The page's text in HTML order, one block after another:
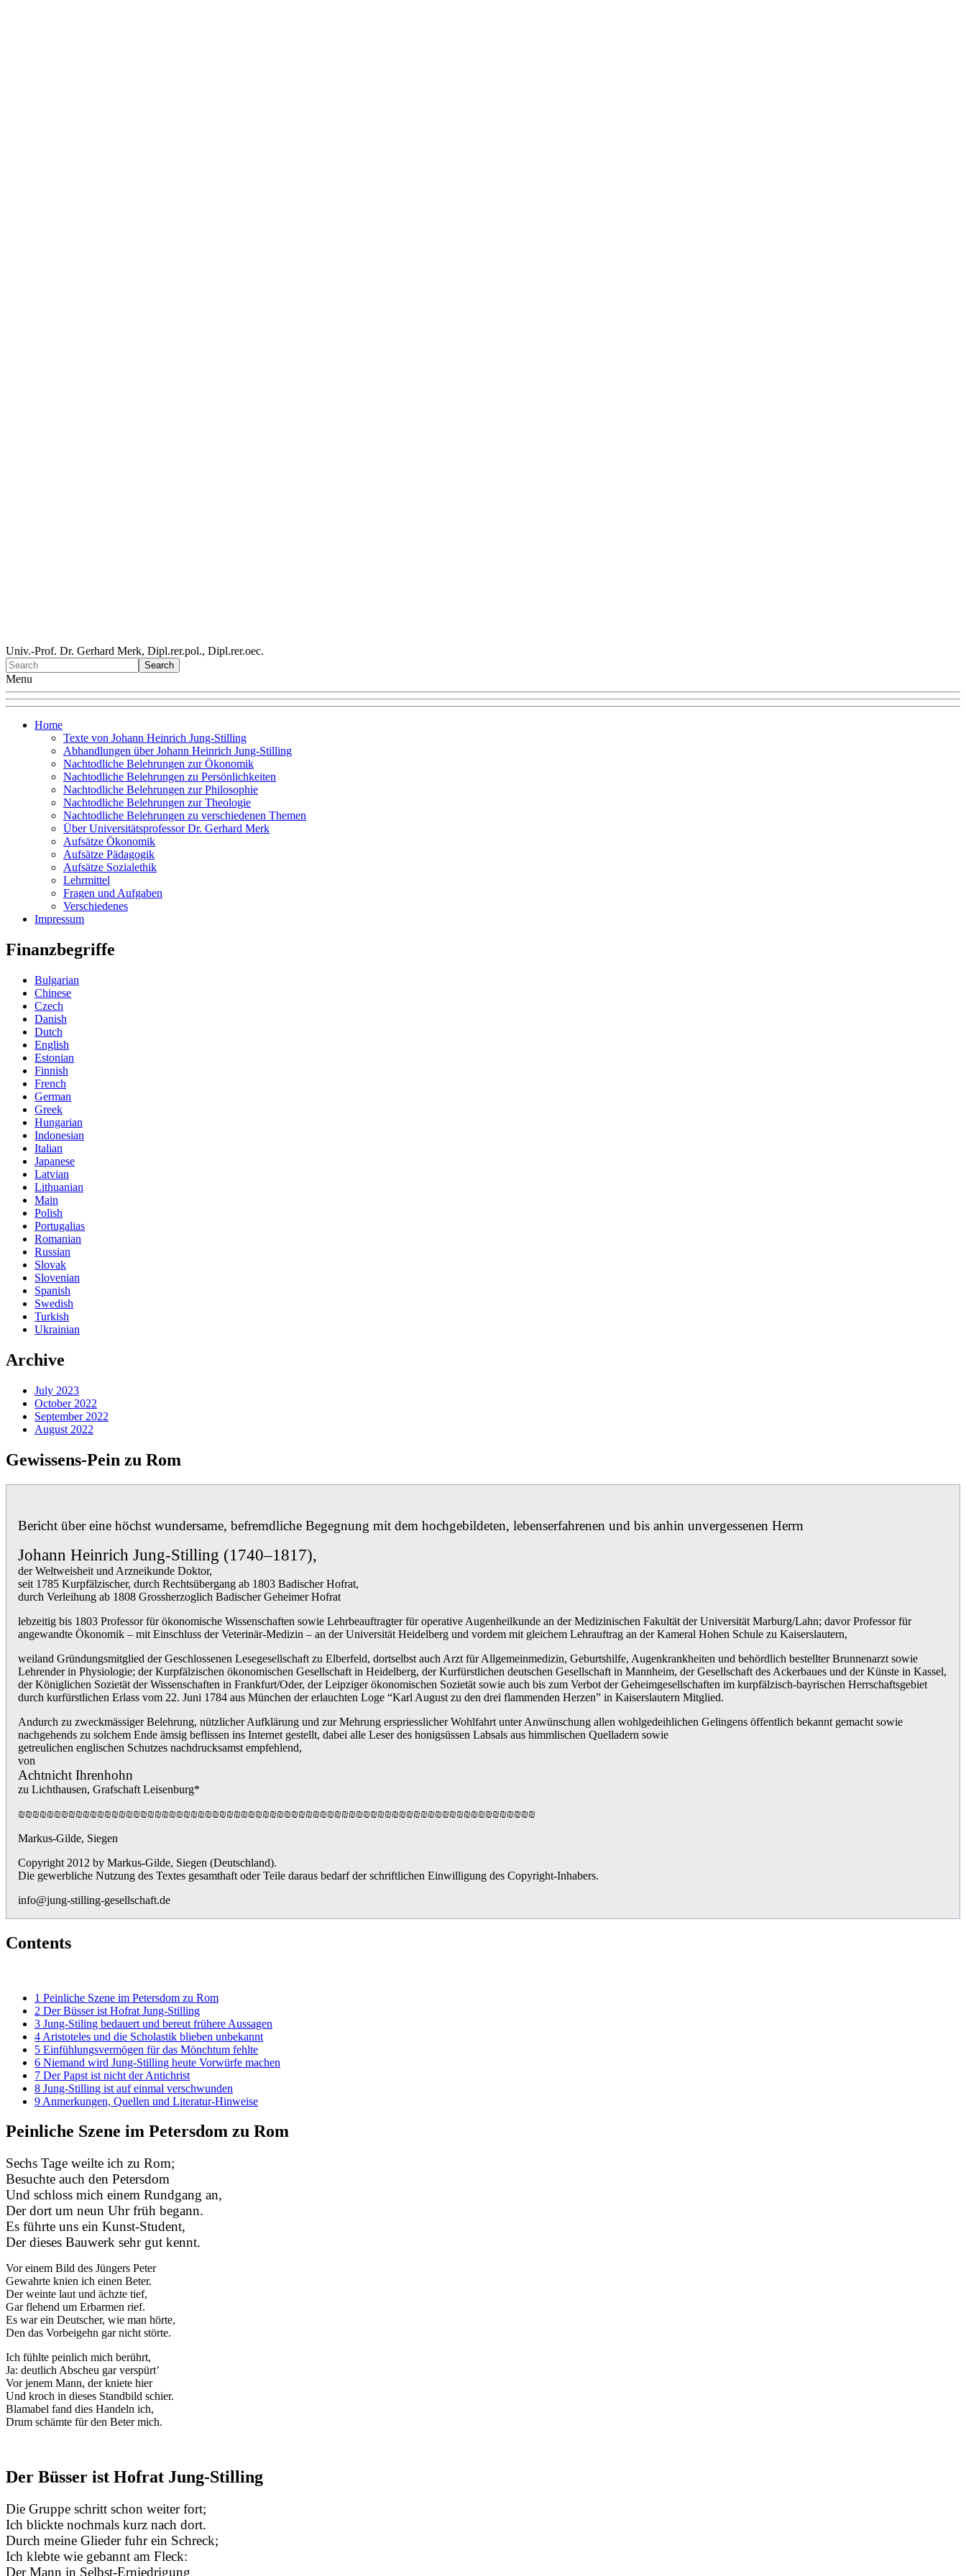
Univ.-Prof. Dr. Gerhard Merk, Dipl.rer.pol., Dipl.rer.oec.
Menu
Home
Texte von Johann Heinrich Jung-Stilling
Abhandlungen über Johann Heinrich Jung-Stilling
Nachtodliche Belehrungen zur Ökonomik
Nachtodliche Belehrungen zu Persönlichkeiten
Nachtodliche Belehrungen zur Philosophie
Nachtodliche Belehrungen zur Theologie
Nachtodliche Belehrungen zu verschiedenen Themen
Über Universitätsprofessor Dr. Gerhard Merk
Aufsätze Ökonomik
Aufsätze Pädagogik
Aufsätze Sozialethik
Lehrmittel
Fragen und Aufgaben
Verschiedenes
Impressum
Finanzbegriffe
Bulgarian
Chinese
Czech
Danish
Dutch
English
Estonian
Finnish
French
German
Greek
Hungarian
Indonesian
Italian
Japanese
Latvian
Lithuanian
Main
Polish
Portugalias
Romanian
Russian
Slovak
Slovenian
Spanish
Swedish
Turkish
Ukrainian
Archive
July 2023
October 2022
September 2022
August 2022
Gewissens-Pein zu Rom
Bericht über eine höchst wundersame, befremdliche Begegnung mit dem hochgebildeten, lebenserfahrenen und bis anhin unvergessenen Herrn
Johann Heinrich Jung-Stilling (1740–1817),
der Weltweisheit und Arzneikunde Doktor,
seit 1785 Kurpfälzischer, durch Rechtsübergang ab 1803 Badischer Hofrat,
durch Verleihung ab 1808 Grossherzoglich Badischer Geheimer Hofrat
lebzeitig bis 1803 Professor für ökonomische Wissenschaften sowie Lehrbeauftragter für operative Augenheilkunde an der Medizinischen Fakultät der Universität Marburg/Lahn; davor Professor für
angewandte Ökonomik – mit Einschluss der Veterinär-Medizin – an der Universität Heidelberg und vordem mit gleichem Lehrauftrag an der Kameral Hohen Schule zu Kaiserslautern,
weiland Gründungsmitglied der Geschlossenen Lesegesellschaft zu Elberfeld, dortselbst auch Arzt für Allgemeinmedizin, Geburtshilfe, Augenkrankheiten und behördlich bestellter Brunnenarzt sowie
Lehrender in Physiologie; der Kurpfälzischen ökonomischen Gesellschaft in Heidelberg, der Kurfürstlichen deutschen Gesellschaft in Mannheim, der Gesellschaft des Ackerbaues und der Künste in Kassel,
der Königlichen Sozietät der Wissenschaften in Frankfurt/Oder, der Leipziger ökonomischen Sozietät sowie auch bis zum Verbot der Geheimgesellschaften im kurpfälzisch-bayrischen Herrschaftsgebiet
durch kurfürstlichen Erlass vom 22. Juni 1784 aus München der erlauchten Loge “Karl August zu den drei flammenden Herzen” in Kaiserslautern Mitglied.
Andurch zu zweckmässiger Belehrung, nützlicher Aufklärung und zur Mehrung erspriesslicher Wohlfahrt unter Anwünschung allen wohlgedeihlichen Gelingens öffentlich bekannt gemacht sowie
nachgehends zu solchem Ende ämsig beflissen ins Internet gestellt, dabei alle Leser des honigsüssen Labsals aus himmlischen Quelladern sowie
getreulichen englischen Schutzes nachdrucksamst empfehlend,
von
Achtnicht Ihrenhohn
zu Lichthausen, Grafschaft Leisenburg*
₪₪₪₪₪₪₪₪₪₪₪₪₪₪₪₪₪₪₪₪₪₪₪₪₪₪₪₪₪₪₪₪₪₪₪₪₪₪₪₪₪₪₪₪₪₪₪₪₪₪₪₪₪₪₪₪₪₪₪₪₪₪₪₪₪₪₪₪₪₪₪₪
Markus-Gilde, Siegen
Copyright 2012 by Markus-Gilde, Siegen (Deutschland).
Die gewerbliche Nutzung des Textes gesamthaft oder Teile daraus bedarf der schriftlichen Einwilligung des Copyright-Inhabers.
info@jung-stilling-gesellschaft.de
Contents
1 Peinliche Szene im Petersdom zu Rom
2 Der Büsser ist Hofrat Jung-Stilling
3 Jung-Stiling bedauert und bereut frühere Aussagen
4 Aristoteles und die Scholastik blieben unbekannt
5 Einfühlungsvermögen für das Mönchtum fehlte
6 Niemand wird Jung-Stilling heute Vorwürfe machen
7 Der Papst ist nicht der Antichrist
8 Jung-Stilling ist auf einmal verschwunden
9 Anmerkungen, Quellen und Literatur-Hinweise
Peinliche Szene im Petersdom zu Rom
Sechs Tage weilte ich zu Rom;
Besuchte auch den Petersdom
Und schloss mich einem Rundgang an,
Der dort um neun Uhr früh begann.
Es führte uns ein Kunst-Student,
Der dieses Bauwerk sehr gut kennt.
Vor einem Bild des Jüngers Peter
Gewahrte knien ich einen Beter.
Der weinte laut und ächzte tief,
Gar flehend um Erbarmen rief.
Es war ein Deutscher, wie man hörte,
Den das Vorbeigehn gar nicht störte.
Ich fühlte peinlich mich berührt,
Ja: deutlich Abscheu gar verspürt’
Vor jenem Mann, der kniete hier
Und kroch in dieses Standbild schier.
Blamabel fand dies Handeln ich,
Drum schämte für den Beter mich.
Der Büsser ist Hofrat Jung-Stilling
Die Gruppe schritt schon weiter fort;
Ich blickte nochmals kurz nach dort.
Durch meine Glieder fuhr ein Schreck;
Ich klebte wie gebannt am Fleck:
Der Mann in Selbst-Erniedrigung